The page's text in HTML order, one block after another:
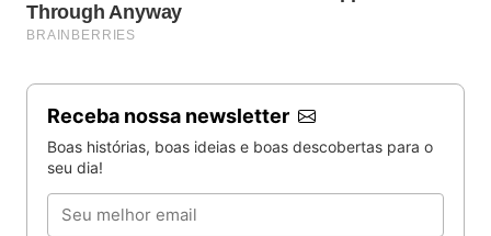
Receba nossa newsletter
Boas histórias, boas ideias e boas descobertas para o
seu dia!
Email